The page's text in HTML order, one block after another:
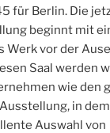
für Berlin. Die
beginnt mit
Werk vor der
Saal werden
wie den
in
Auswahl von